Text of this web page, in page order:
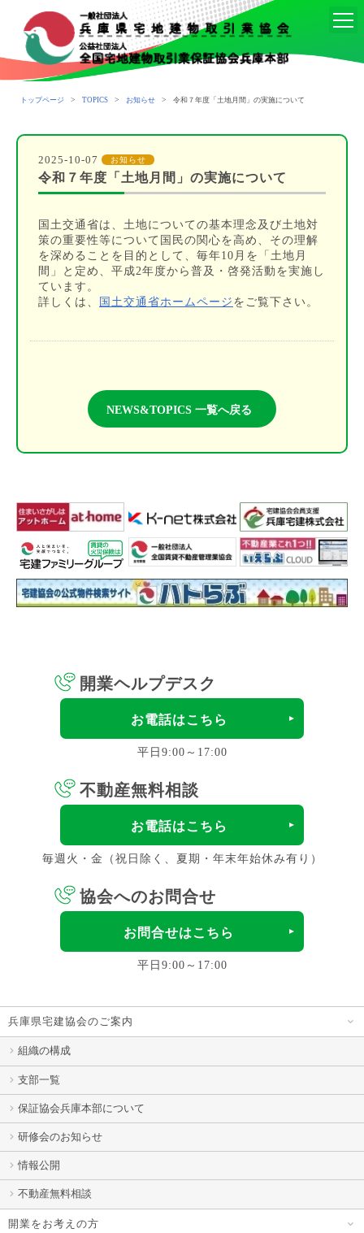
トップページ > TOPICS > お知らせ > 令和７年度「土地月間」の実施について
2025-10-07 お知らせ
令和７年度「土地月間」の実施について
国土交通省は、土地についての基本理念及び土地対
策の重要性等について国民の関心を高め、その理解
を深めることを目的として、毎年10月を「土地月
間」と定め、平成2年度から普及・啓発活動を実施し
ています。
詳しくは、
国土交通省ホームページ をご覧下さい。
NEWS&TOPICS 一覧へ戻る
開業ヘルプデスク
お電話はこちら
平日9:00～17:00
不動産無料相談
お電話はこちら
毎週火・金（祝日除く、夏期・年末年始休み有り）
協会へのお問合せ
お問合せはこちら
平日9:00～17:00
兵庫県宅建協会のご案内
組織の構成
支部一覧
保証協会兵庫本部について
研修会のお知らせ
情報公開
不動産無料相談
開業をお考えの方